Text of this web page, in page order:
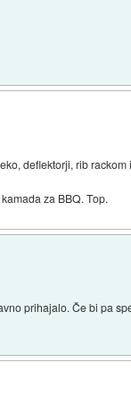
deflektorji, rib
za BBQ. Top.
prihajalo. Če bi pa